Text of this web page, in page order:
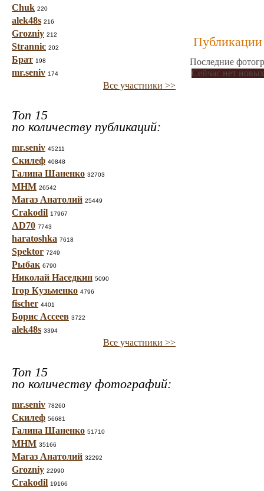
Chuk 220
alek48s 216
Grozniy 212
Strannic 202
Брат 198
mr.seniv 174
Все участники >>
Топ 15
по количеству публикаций:
mr.seniv 45211
Скилеф 40848
Галина Шаненко 32703
МНМ 26542
Магаз Анатолий 25449
Crakodil 17967
AD70 7743
haratoshka 7618
Spektor 7249
Рыбак 6790
Николай Наседкин 5090
Ігор Кузьменко 4796
fischer 4401
Борис Ассеев 3722
alek48s 3394
Все участники >>
Топ 15
по количеству фотографий:
mr.seniv 78260
Скилеф 56681
Галина Шаненко 51710
МНМ 35166
Магаз Анатолий 32292
Grozniy 22990
Crakodil 19166
Публикации
Последние
Сейчас нет